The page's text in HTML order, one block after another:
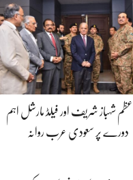
شہباز شریف اور فیلڈ مارشل اہم
دورے پر سعودی عرب روانہ